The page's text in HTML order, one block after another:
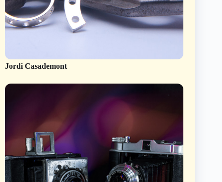
Jordi Casademont